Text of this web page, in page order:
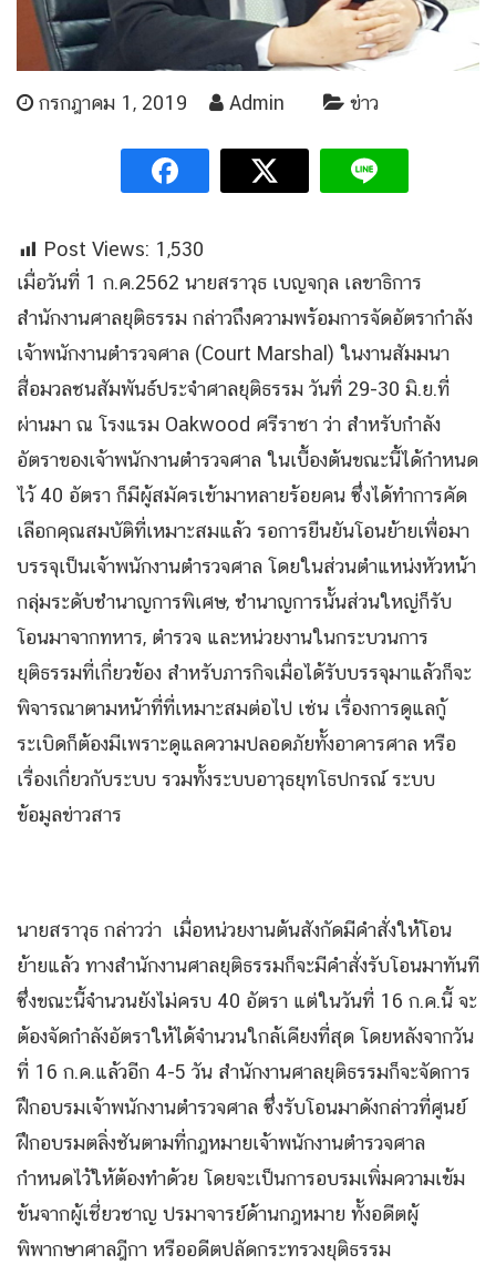
กรกฎาคม 1, 2019 Admin ข่าว
Post Views: 1,530
เมื่อวันที่ 1 ก.ค.2562 นายสราวุธ เบญจกุล เลขาธิการ
สำนักงานศาลยุติธรรม กล่าวถึงความพร้อมการจัดอัตรากำลัง
เจ้าพนักงานตำรวจศาล (Court Marshal) ในงานสัมมนา
สื่อมวลชนสัมพันธ์ประจำศาลยุติธรรม วันที่ 29-30 มิ.ย.ที่
ผ่านมา ณ โรงแรม Oakwood ศรีราชา ว่า สำหรับกำลัง
อัตราของเจ้าพนักงานตำรวจศาล ในเบื้องต้นขณะนี้ได้กำหนด
ไว้ 40 อัตรา ก็มีผู้สมัครเข้ามาหลายร้อยคน ซึ่งได้ทำการคัด
เลือกคุณสมบัติที่เหมาะสมแล้ว รอการยืนยันโอนย้ายเพื่อมา
บรรจุเป็นเจ้าพนักงานตำรวจศาล โดยในส่วนตำแหน่งหัวหน้า
กลุ่มระดับชำนาญการพิเศษ, ชำนาญการนั้นส่วนใหญ่ก็รับ
โอนมาจากทหาร, ตำรวจ และหน่วยงานในกระบวนการ
ยุติธรรมที่เกี่ยวข้อง สำหรับภารกิจเมื่อได้รับบรรจุมาแล้วก็จะ
พิจารณาตามหน้าที่ที่เหมาะสมต่อไป เช่น เรื่องการดูแลกู้
ระเบิดก็ต้องมีเพราะดูแลความปลอดภัยทั้งอาคารศาล หรือ
เรื่องเกี่ยวกับระบบ รวมทั้งระบบอาวุธยุทโธปกรณ์ ระบบ
ข้อมูลข่าวสาร
นายสราวุธ กล่าวว่า เมื่อหน่วยงานต้นสังกัดมีคำสั่งให้โอน
ย้ายแล้ว ทางสำนักงานศาลยุติธรรมก็จะมีคำสั่งรับโอนมาทันที
ซึ่งขณะนี้จำนวนยังไม่ครบ 40 อัตรา แต่ในวันที่ 16 ก.ค.นี้ จะ
ต้องจัดกำลังอัตราให้ได้จำนวนใกล้เคียงที่สุด โดยหลังจากวัน
ที่ 16 ก.ค.แล้วอีก 4-5 วัน สํานักงานศาลยุติธรรมก็จะจัดการ
ฝึกอบรมเจ้าพนักงานตำรวจศาล ซึ่งรับโอนมาดังกล่าวที่ศูนย์
ฝึกอบรมตลิ่งชันตามที่กฎหมายเจ้าพนักงานตำรวจศาล
กำหนดไว้ให้ต้องทำด้วย โดยจะเป็นการอบรมเพิ่มความเข้ม
ข้นจากผู้เชี่ยวชาญ ปรมาจารย์ด้านกฎหมาย ทั้งอดีตผู้
พิพากษาศาลฎีกา หรืออดีตปลัดกระทรวงยุติธรรม